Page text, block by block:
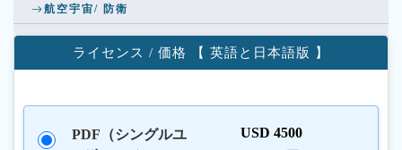
航空宇宙/ 防衛
ライセンス / 価格 【 英語と日本語版 】
PDF（シングルユ
USD 4500